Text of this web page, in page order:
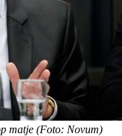
matje (Foto: Novum)